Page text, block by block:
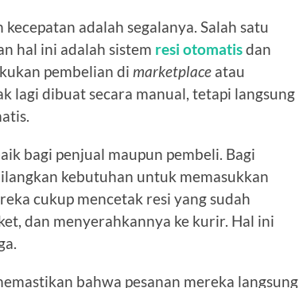
adalah segalanya. Salah satu
hal ini adalah sistem resi otomatisdan
pembelian di marketplace atau
lagi dibuat secara manual, tetapi langsung
bagi penjual maupun pembeli. Bagi
kebutuhan untuk memasukkan
cukup mencetak resi yang sudah
dan menyerahkannya ke kurir. Hal ini
bahwa pesanan mereka langsung